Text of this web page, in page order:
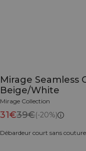
Mirage Seamless
Beige/White
Mirage Collection
31€39€(-20%)
Débardeur court sans